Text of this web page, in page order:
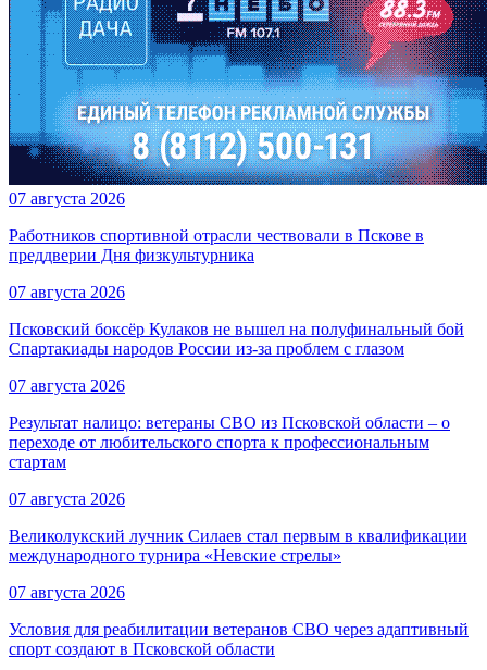
07 августа 2026
Работников спортивной отрасли чествовали в Пскове в
преддверии Дня физкультурника
07 августа 2026
Псковский боксёр Кулаков не вышел на полуфинальный бой
Спартакиады народов России из-за проблем с глазом
07 августа 2026
Результат налицо: ветераны СВО из Псковской области – о
переходе от любительского спорта к профессиональным
стартам
07 августа 2026
Великолукский лучник Силаев стал первым в квалификации
международного турнира «Невские стрелы»
07 августа 2026
Условия для реабилитации ветеранов СВО через адаптивный
спорт создают в Псковской области